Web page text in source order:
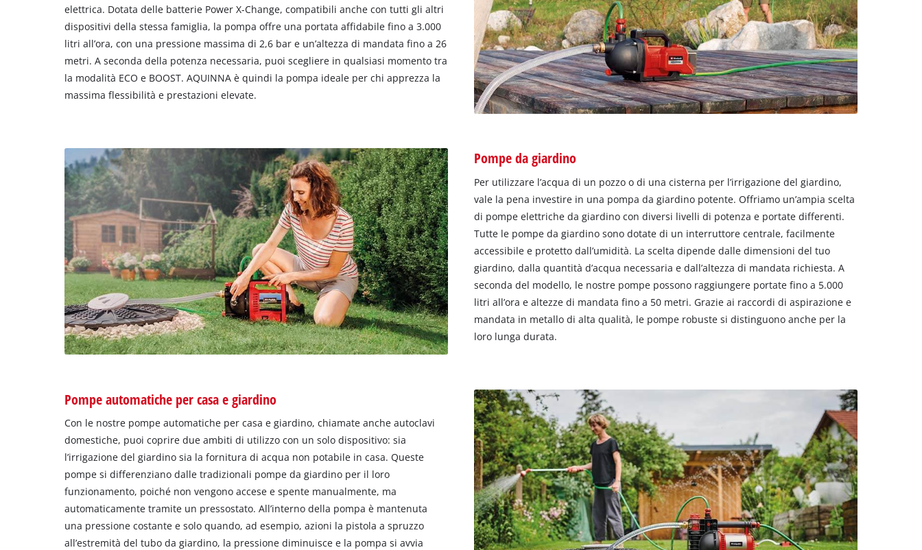
elettrica. Dotata delle batterie Power X-Change, compatibili anche con tutti gli altri
dispositivi della stessa famiglia, la pompa offre una portata affidabile fino a 3.000
litri all’ora, con una pressione massima di 2,6 bar e un’altezza di mandata fino a 26
metri. A seconda della potenza necessaria, puoi scegliere in qualsiasi momento tra
la modalità ECO e BOOST. AQUINNA è quindi la pompa ideale per chi apprezza la
massima flessibilità e prestazioni elevate.
Pompe da giardino
Per utilizzare l’acqua di un pozzo o di una cisterna per l’irrigazione del giardino,
vale la pena investire in una pompa da giardino potente. Offriamo un’ampia scelta
di pompe elettriche da giardino con diversi livelli di potenza e portate differenti.
Tutte le pompe da giardino sono dotate di un interruttore centrale, facilmente
accessibile e protetto dall’umidità. La scelta dipende dalle dimensioni del tuo
giardino, dalla quantità d’acqua necessaria e dall’altezza di mandata richiesta. A
seconda del modello, le nostre pompe possono raggiungere portate fino a 5.000
litri all’ora e altezze di mandata fino a 50 metri. Grazie ai raccordi di aspirazione e
mandata in metallo di alta qualità, le pompe robuste si distinguono anche per la
loro lunga durata.
Pompe automatiche per casa e giardino
Con le nostre pompe automatiche per casa e giardino, chiamate anche autoclavi
domestiche, puoi coprire due ambiti di utilizzo con un solo dispositivo: sia
l’irrigazione del giardino sia la fornitura di acqua non potabile in casa. Queste
pompe si differenziano dalle tradizionali pompe da giardino per il loro
funzionamento, poiché non vengono accese e spente manualmente, ma
automaticamente tramite un pressostato. All’interno della pompa è mantenuta
una pressione costante e solo quando, ad esempio, azioni la pistola a spruzzo
all’estremità del tubo da giardino, la pressione diminuisce e la pompa si avvia